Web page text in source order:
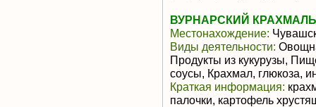
ВУРНАРСКИЙ
Местонахождение:
Виды деятельности:
Продукты из кукурузы,
соусы, Крахмал, глюкоза,
Краткая информация:
палочки, картофель